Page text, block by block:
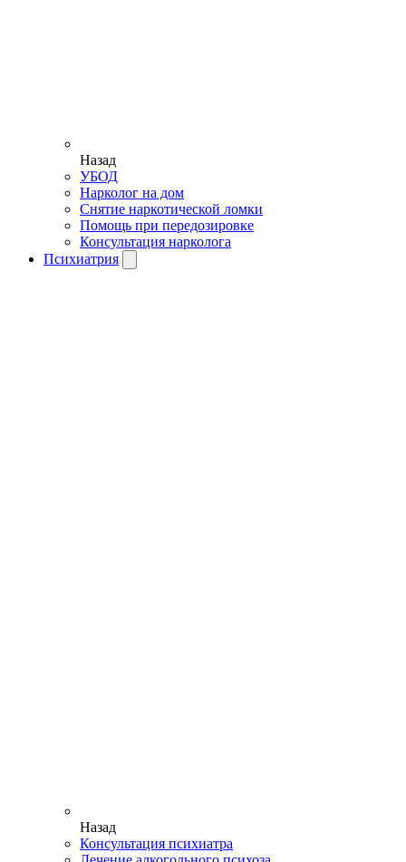
Назад
УБОД
Нарколог на дом
Снятие наркотической ломки
Помощь при передозировке
Консультация нарколога
Психиатрия
Назад
Консультация психиатра